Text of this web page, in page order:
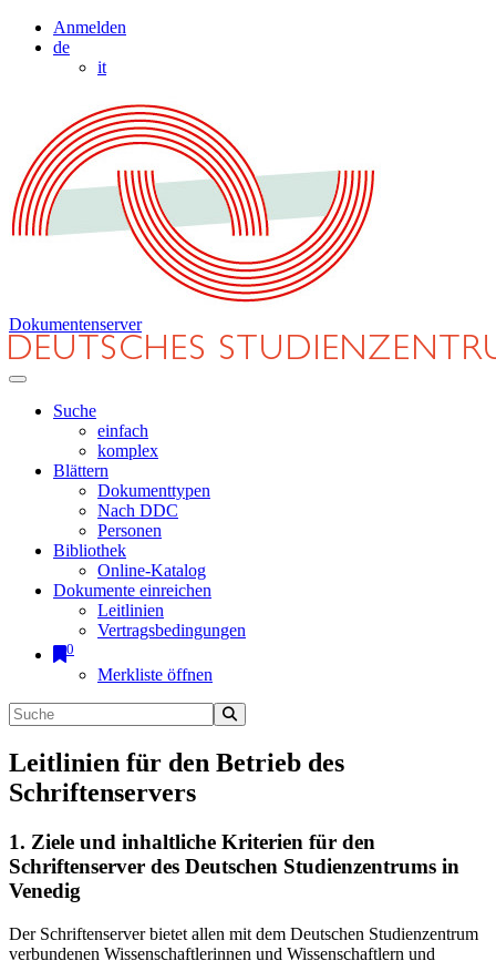
Anmelden
de
it
Dokumentenserver
Suche
einfach
komplex
Blättern
Dokumenttypen
Nach DDC
Personen
Bibliothek
Online-Katalog
Dokumente einreichen
Leitlinien
Vertragsbedingungen
0
Merkliste öffnen
Leitlinien für den Betrieb des
Schriftenservers
1. Ziele und inhaltliche Kriterien für den
Schriftenserver des Deutschen Studienzentrums in
Venedig
Der Schriftenserver bietet allen mit dem Deutschen Studienzentrum
verbundenen Wissenschaftlerinnen und Wissenschaftlern und